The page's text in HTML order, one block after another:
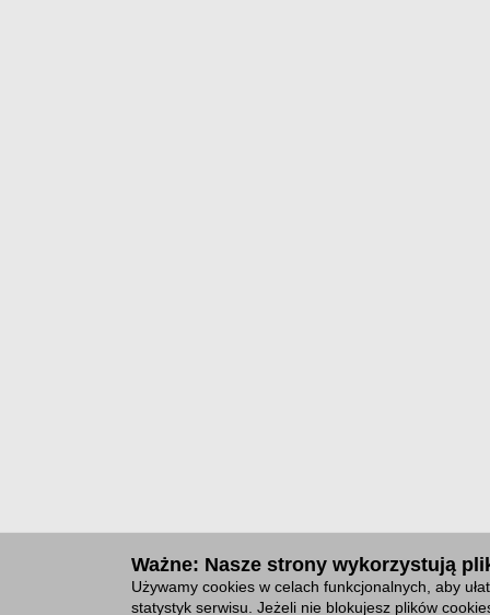
Ważne: Nasze strony wykorzystują
Używamy cookies w celach funkcjonalnych, aby
statystyk serwisu. Jeżeli nie blokujesz plików